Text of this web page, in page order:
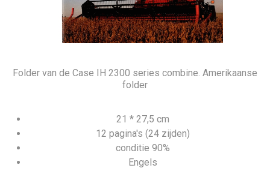
Folder van de Case IH 2300 series combine. Amerikaanse
folder
21 * 27,5 cm
12 pagina's (24 zijden)
conditie 90%
Engels